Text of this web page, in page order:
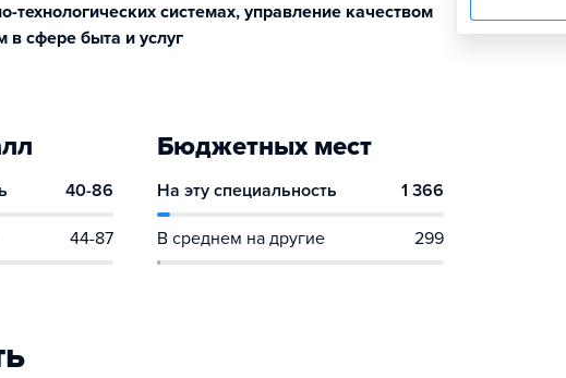
системах, управление качеством
в сфере быта и услуг
40-86
44-87
Бюджетных мест
На эту специальность 1 366
В среднем на другие 299